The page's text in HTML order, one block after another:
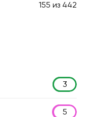
155 из 442
3
5